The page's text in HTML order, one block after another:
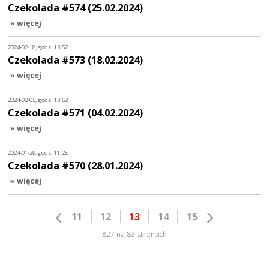
Czekolada #574 (25.02.2024)
» więcej
2024-02-18, godz. 13:52
Czekolada #573 (18.02.2024)
» więcej
2024-02-05, godz. 13:52
Czekolada #571 (04.02.2024)
» więcej
2024-01-29, godz. 11:28
Czekolada #570 (28.01.2024)
» więcej
11 12 13 14 15
827 na 83 stronach